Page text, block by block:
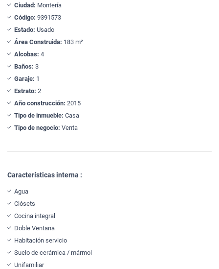
Ciudad: Montería
Código: 9391573
Estado: Usado
Área Construida: 183 m²
Alcobas: 4
Baños: 3
Garaje: 1
Estrato: 2
Año construcción: 2015
Tipo de inmueble: Casa
Tipo de negocio: Venta
Características interna :
Agua
Clósets
Cocina integral
Doble Ventana
Habitación servicio
Suelo de cerámica / mármol
Unifamiliar